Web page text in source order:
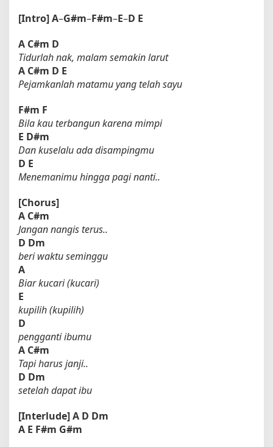
[Intro]A–G#m–F#m–E–D E
A C#m D
Tidurlah nak, malam semakin larut
A C#m D E
Pejamkanlah matamu yang telah sayu
F#m F
Bila kau terbangun karena mimpi
E D#m
Dan kuselalu ada disampingmu
D E
Menemanimu hingga pagi nanti..
[Chorus]
A C#m
Jangan nangis terus..
D Dm
beri waktu seminggu
A
Biar kucari (kucari)
E
kupilih (kupilih)
D
pengganti ibumu
A C#m
Tapi harus janji..
D Dm
setelah dapat ibu
[Interlude]A D Dm
A E F#m G#m